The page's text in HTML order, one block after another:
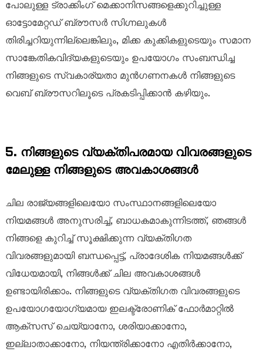
പോലുള്ള ട്രാക്കിംഗ് മെക്കാനിസങ്ങളെക്കുറിച്ചുള്ള
ഓട്ടോമേറ്റഡ് ബ്രൗസർ സിഗ്നലുകൾ
തിരിച്ചറിയുന്നില്ലെങ്കിലും, മിക്ക കുക്കികളുടെയും സമാന
സാങ്കേതികവിദ്യകളുടെയും ഉപയോഗം സംബന്ധിച്ച
നിങ്ങളുടെ സ്വകാര്യതാ മുൻഗണനകൾ നിങ്ങളുടെ
വെബ് ബ്രൗസറിലൂടെ പ്രകടിപ്പിക്കാൻ കഴിയും.
5. നിങ്ങളുടെ വ്യക്തിപരമായ വിവരങ്ങളുടെ
മേലുള്ള നിങ്ങളുടെ അവകാശങ്ങൾ
ചില രാജ്യങ്ങളിലെയോ സംസ്ഥാനങ്ങളിലെയോ
നിയമങ്ങൾ അനുസരിച്ച്, ബാധകമാകുന്നിടത്ത്, ഞങ്ങൾ
നിങ്ങളെ കുറിച്ച് സൂക്ഷിക്കുന്ന വ്യക്തിഗത
വിവരങ്ങളുമായി ബന്ധപ്പെട്ട്, പ്രാദേശിക നിയമങ്ങൾക്ക്
വിധേയമായി, നിങ്ങൾക്ക് ചില അവകാശങ്ങൾ
ഉണ്ടായിരിക്കാം. നിങ്ങളുടെ വ്യക്തിഗത വിവരങ്ങളുടെ
ഉപയോഗയോഗ്യമായ ഇലക്ട്രോണിക് ഫോർമാറ്റിൽ
ആക്‌സസ് ചെയ്യാനോ, ശരിയാക്കാനോ,
ഇല്ലാതാക്കാനോ, നിയന്ത്രിക്കാനോ എതിർക്കാനോ,